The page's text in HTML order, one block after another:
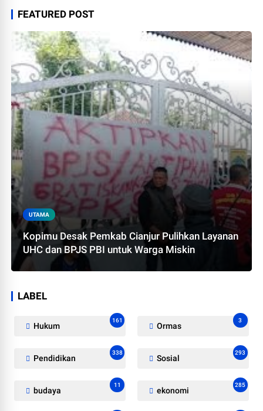
FEATURED POST
UTAMA
Kopimu Desak Pemkab Cianjur Pulihkan Layanan
UHC dan BPJS PBI untuk Warga Miskin
LABEL
Hukum
161
Ormas
3
Pendidikan
338
Sosial
293
budaya
11
ekonomi
285